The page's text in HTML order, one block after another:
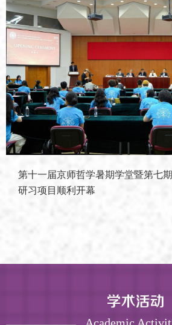
第十一届京师哲学暑期学堂暨第七
研习项目顺利开幕